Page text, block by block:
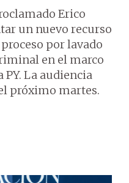
Erico
un nuevo recurso
por lavado
en el marco
La audiencia
próximo martes.